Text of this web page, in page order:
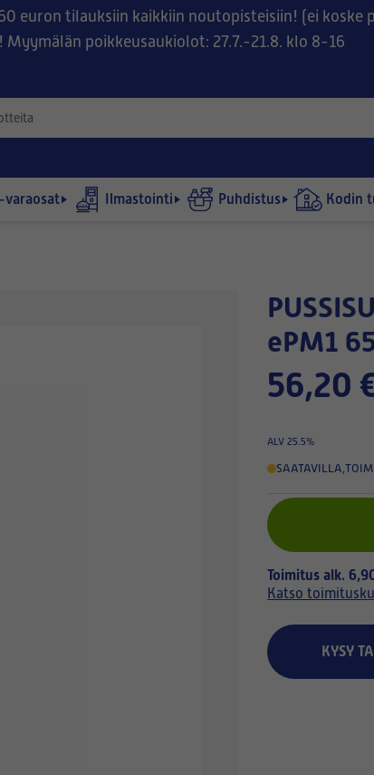
euron tilauksiin kaikkiin noutopisteisiin! (ei koske
Myymälän poikkeusaukiolot: 27.7.-21.8. klo 8-16
varaosat Ilmastointi Puhdistus Kodin
PUSSISUODATIN 360x835-360/4
ePM1
56,20
ALV 25.5%
SAATAVILLA,
Toimitus alk.
Katso
KYSY